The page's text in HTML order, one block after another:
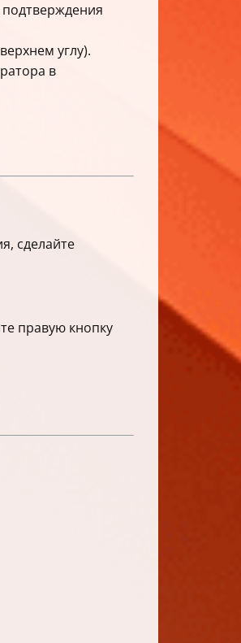
углу).
в
сделайте
правую кнопку